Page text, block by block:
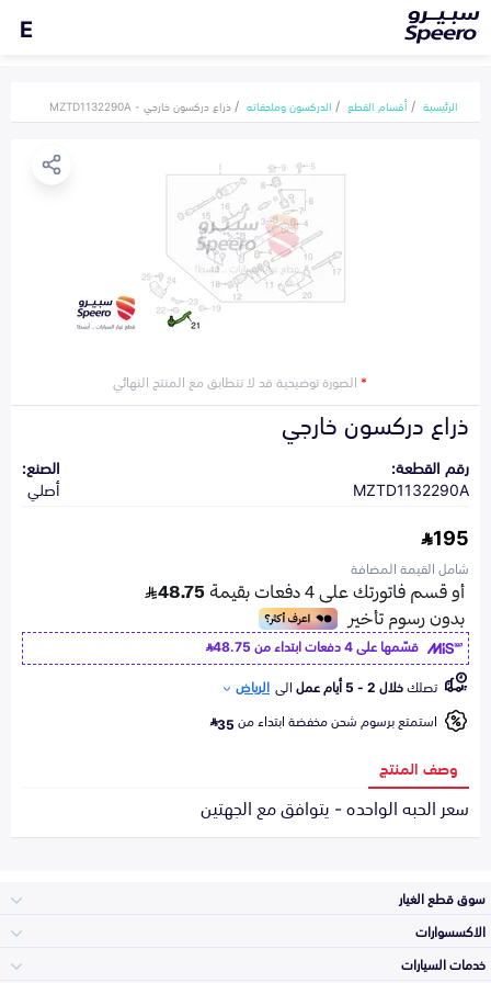
E
الرئيسية أقسام القطع الدركسون وملحقاته ذراع دركسون خارجي - MZTD1132290A
*الصورة توضيحية قد لا تتطابق مع المنتج النهائي
ذراع دركسون خارجي
رقم القطعة:
MZTD1132290A
الصنع:
أصلي
195
شامل القيمة المضافة
قسّمها على 4 دفعات ابتداء من
48.75
تصلكخلال 2 - 5 أيام عمل الى الرياض
استمتع برسوم شحن مخفضة ابتداء من35
وصف المنتج
سعر الحبه الواحده - يتوافق مع الجهتين
سوق قطع الغيار
الاكسسوارات
خدمات السيارات